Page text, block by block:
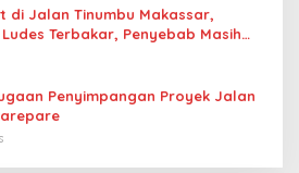
di Jalan Tinumbu Makassar,
Terbakar, Penyebab Masih
Penyimpangan Proyek Jalan